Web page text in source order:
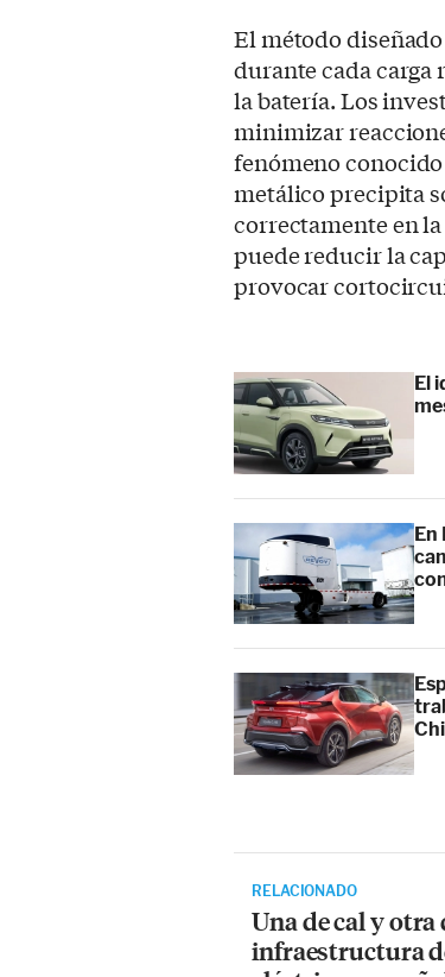
El método
durante cada carga
la batería. Los
minimizar
fenómeno
metálico precipita
correctamente en
puede reducir la
provocar
El
En
RELACIONADO
Una de cal y otra
infraestructura